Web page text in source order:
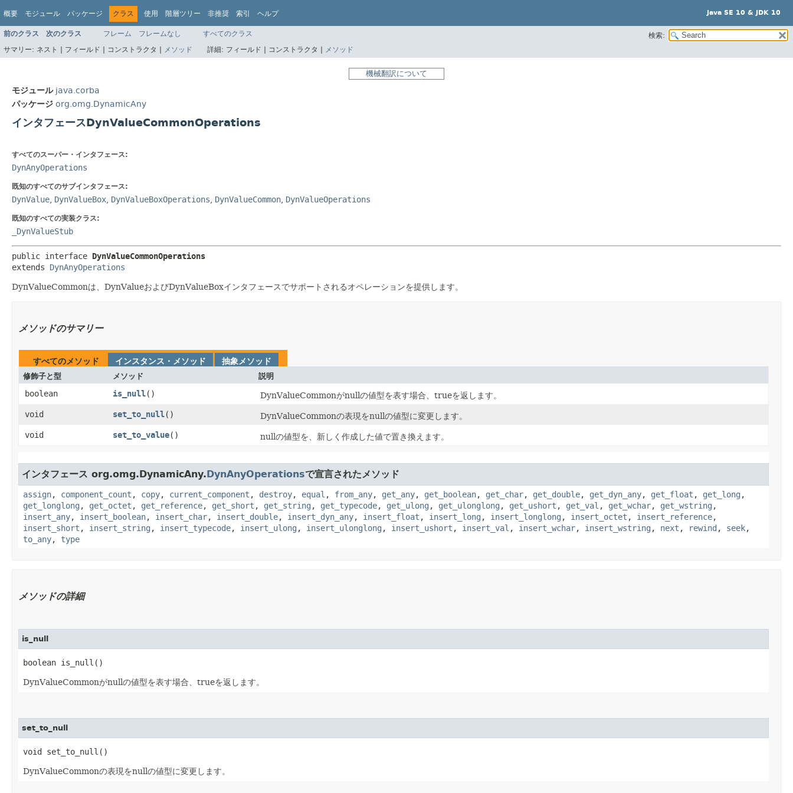
概要 モジュール パッケージ クラス 使用 階層ツリー 非推奨 索引 ヘルプ Java SE 10 & JDK 10
前のクラス 次のクラス フレーム フレームなし すべてのクラス
検索:
サマリー: ネスト | フィールド | コンストラクタ | メソッド 詳細: フィールド | コンストラクタ | メソッド
機械翻訳について
モジュール java.corba
パッケージ org.omg.DynamicAny
インタフェースDynValueCommonOperations
すべてのスーパー・インタフェース:
DynAnyOperations
既知のすべてのサブインタフェース:
DynValue DynValueBox DynValueBoxOperations DynValueCommon DynValueOperations
既知のすべての実装クラス:
_DynValueStub
public interface DynValueCommonOperations
extends DynAnyOperations
DynValueCommonは、DynValueおよびDynValueBoxインタフェースでサポートされるオペレーションを提供します。
メソッドのサマリー
すべてのメソッド インスタンス・メソッド 抽象メソッド
修飾子と型 メソッド 説明
boolean is_null() DynValueCommonがnullの値型を表す場合、trueを返します。
void set_to_null() DynValueCommonの表現をnullの値型に変更します。
void set_to_value() nullの値型を、新しく作成した値で置き換えます。
インタフェース org.omg.DynamicAny.DynAnyOperationsで宣言されたメソッド
assign, component_count , copy, current_component , destroy, equal , from_any, get_any, get_boolean, get_char, get_double, get_dyn_any, get_float , get_long ,
get_longlong , get_octet , get_reference, get_short , get_string , get_typecode, get_ulong , get_ulonglong , get_ushort , get_val , get_wchar, get_wstring ,
insert_any, insert_boolean, insert_char, insert_double, insert_dyn_any, insert_float , insert_long , insert_longlong , insert_octet , insert_reference,
insert_short , insert_string , insert_typecode, insert_ulong , insert_ulonglong , insert_ushort , insert_val , insert_wchar, insert_wstring , next , rewind , seek,
to_any, type
メソッドの詳細
is_null
boolean is_null()
DynValueCommonがnullの値型を表す場合、trueを返します。
set_to_null
void set_to_null()
DynValueCommonの表現をnullの値型に変更します。